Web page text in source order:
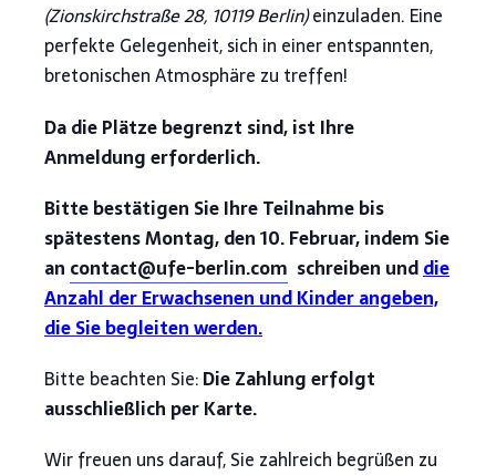
(Zionskirchstraße 28, 10119 Berlin)einzuladen. Eine
perfekte Gelegenheit, sich in einer entspannten,
bretonischen Atmosphäre zu treffen!
Da die Plätze begrenzt sind, ist Ihre
Anmeldung erforderlich.
Bitte bestätigen Sie Ihre Teilnahme bis
spätestens Montag, den 10. Februar, indem Sie
an contact@ufe-berlin.com schreiben unddie
Anzahl der Erwachsenen und Kinder angeben,
die Sie begleiten werden.
Bitte beachten Sie:Die Zahlung erfolgt
ausschließlich per Karte.
Wir freuen uns darauf, Sie zahlreich begrüßen zu